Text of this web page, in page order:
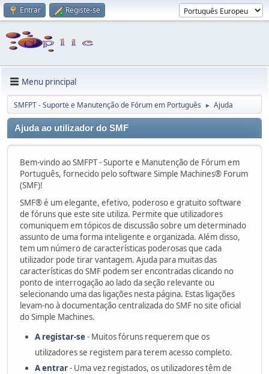
Entrar Registe-se
Menu principal
SMFPT - Suporte e Manutenção de Fórum em Português ► Ajuda
Ajuda ao utilizador do SMF
Bem-vindo ao SMFPT - Suporte e Manutenção de Fórum em
Português, fornecido pelo software Simple Machines® Forum
(SMF)!
SMF® é um elegante, efetivo, poderoso e gratuito software
de fóruns que este site utiliza. Permite que utilizadores
comuniquem em tópicos de discussão sobre um determinado
assunto de uma forma inteligente e organizada. Além disso,
tem um número de características poderosas que cada
utilizador pode tirar vantagem. Ajuda para muitas das
características do SMF podem ser encontradas clicando no
ponto de interrogação ao lado da seção relevante ou
selecionando uma das ligações nesta página. Estas ligações
levam-no à documentação centralizada do SMF no site oficial
do Simple Machines.
A registar-se- Muitos fóruns requerem que os
utilizadores se registem para terem acesso completo.
A entrar- Uma vez registados, os utilizadores têm de